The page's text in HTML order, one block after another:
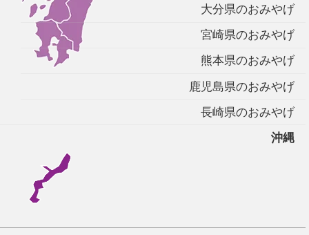
大分県のおみやげ
宮崎県のおみやげ
熊本県のおみやげ
鹿児島県のおみやげ
長崎県のおみやげ
沖縄